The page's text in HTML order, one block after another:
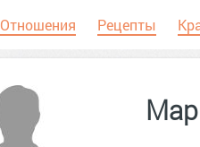
Отношения Рецепты